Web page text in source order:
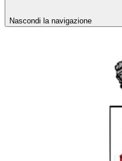
Nascondi la navigazione